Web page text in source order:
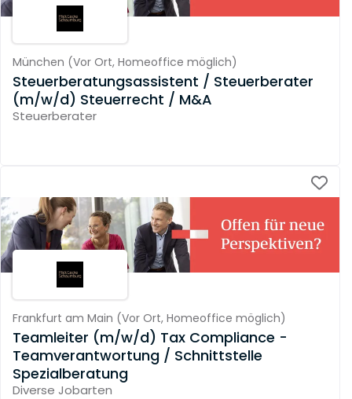
München (Vor Ort, Homeoffice möglich)
Steuerberatungsassistent / Steuerberater
(m/w/d) Steuerrecht / M&A
Steuerberater
Frankfurt am Main (Vor Ort, Homeoffice möglich)
Teamleiter (m/w/d) Tax Compliance -
Teamverantwortung / Schnittstelle
Spezialberatung
Diverse Jobarten